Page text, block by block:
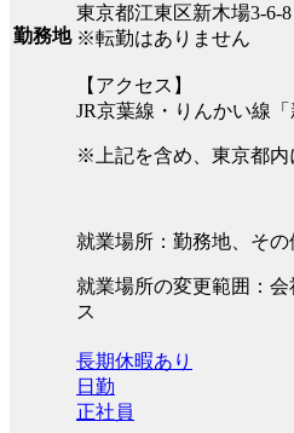
勤務地
東京都江東区新木場3-6-8
※転勤はありません
【アクセス】
JR京葉線・りんかい線
※上記を含め、東京都内
就業場所：勤務地、そ
就業場所の変更範囲：
ス
長期休暇あり
日勤
正社員